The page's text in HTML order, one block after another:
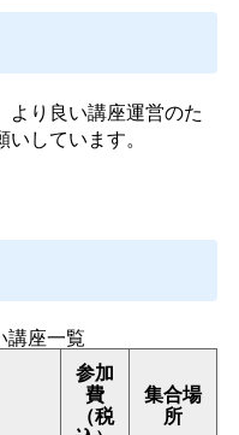
より良い講座運営のた
しています。
講座一覧
参加
費
（税
集合場
所